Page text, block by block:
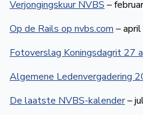
Verjongingskuur NVBS –
Op de Rails op nvbs.com –
Fotoverslag Koningsdagrit 27
Algemene Ledenvergadering
De laatste NVBS-kalender–